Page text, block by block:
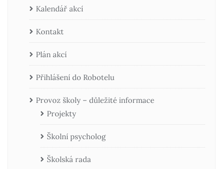
Kalendář akcí
Kontakt
Plán akcí
Přihlášení do Robotelu
Provoz školy – důležité informace
Projekty
Školní psycholog
Školská rada